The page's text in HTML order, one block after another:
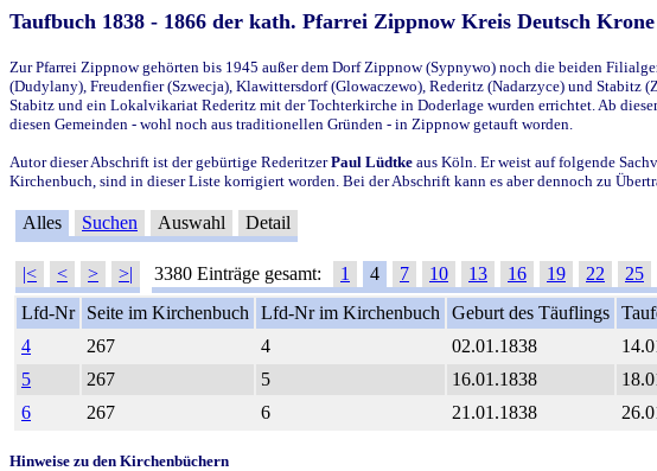
Taufbuch 1838 - 1866 der kath. Pfarrei Zippnow Kreis Deutsch Krone
Zur Pfarrei Zippnow gehörten bis 1945 außer dem Dorf Zippnow (Sypnywo) noch die beiden
(Dudylany), Freudenfier (Szwecja), Klawittersdorf (Glowaczewo), Rederitz (Nadarzyce) und
Stabitz und ein Lokalvikariat Rederitz mit der Tochterkirche in Doderlage wurden errichtet. Ab
diesen Gemeinden - wohl noch aus traditionellen Gründen - in Zippnow getauft worden.
Autor dieser Abschrift ist der gebürtige RederitzerPaul Lüdtke aus Köln. Er weist auf folgende
Kirchenbuch, sind in dieser Liste korrigiert worden. Bei der Abschrift kann es aber dennoch zu
Alles Suchen Auswahl Detail
|< < > >| 3380 Einträge gesamt: 1 4 7 10 13 16 19 22 25
Lfd-Nr
Seite im Kirchenbuch Lfd-Nr im Kirchenbuch Geburt des Täuflings
4
267 4 02.01.1838
5
267 5 16.01.1838
6
267 6 21.01.1838
Hinweise zu den Kirchenbüchern